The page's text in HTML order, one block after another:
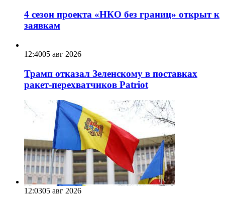
4 сезон проекта «НКО без границ» открыт к
заявкам
12:4005 авг 2026
Трамп отказал Зеленскому в поставках
ракет-перехватчиков Patriot
12:0305 авг 2026